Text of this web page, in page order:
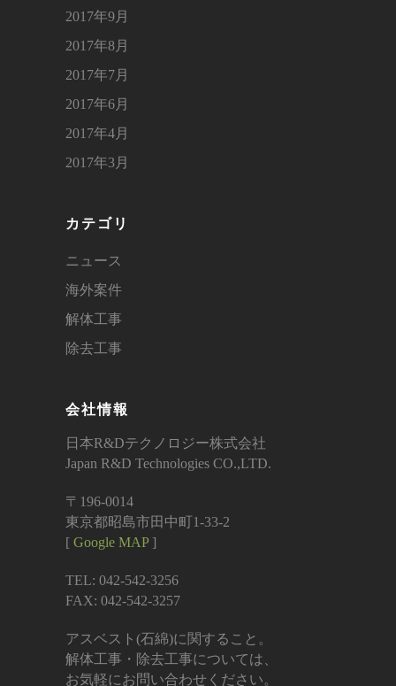
2017年9月
2017年8月
2017年7月
2017年6月
2017年4月
2017年3月
カテゴリ
ニュース
海外案件
解体工事
除去工事
会社情報
日本R&Dテクノロジー株式会社
Japan R&D Technologies CO.,LTD.
〒196-0014
東京都昭島市田中町1-33-2
[ Google MAP]
TEL: 042-542-3256
FAX: 042-542-3257
アスベスト(石綿)に関すること。
解体工事・除去工事については、
お気軽にお問い合わせください。